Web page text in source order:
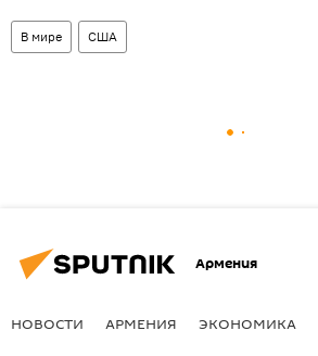
В мире США
Армения
НОВОСТИ АРМЕНИЯ ЭКОНОМИКА